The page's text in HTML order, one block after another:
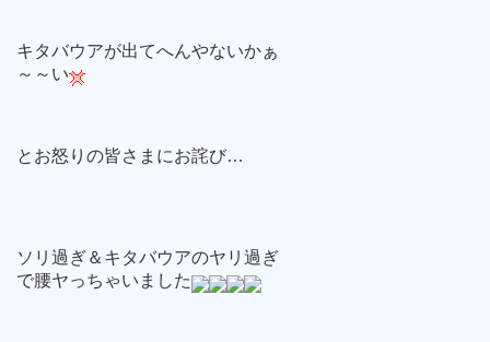
キタバウアが出てへんやないかぁ
～～い
とお怒りの皆さまにお詫び…
ソリ過ぎ＆キタバウアのヤリ過ぎ
で腰ヤっちゃいました